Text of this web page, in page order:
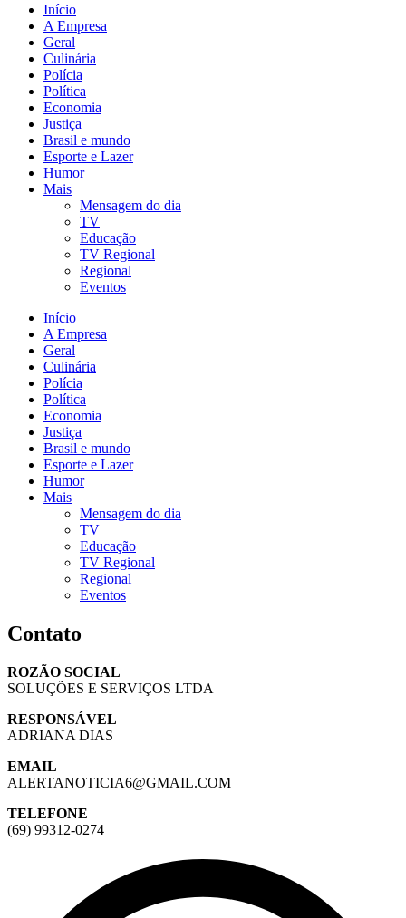
Início
A Empresa
Geral
Culinária
Polícia
Política
Economia
Justiça
Brasil e mundo
Esporte e Lazer
Humor
Mais
Mensagem do dia
TV
Educação
TV Regional
Regional
Eventos
Início
A Empresa
Geral
Culinária
Polícia
Política
Economia
Justiça
Brasil e mundo
Esporte e Lazer
Humor
Mais
Mensagem do dia
TV
Educação
TV Regional
Regional
Eventos
Contato
ROZÃO SOCIAL
SOLUÇÕES E SERVIÇOS LTDA
RESPONSÁVEL
ADRIANA DIAS
EMAIL
ALERTANOTICIA6@GMAIL.COM
TELEFONE
(69) 99312-0274